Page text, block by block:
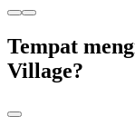
Tempat
Village?